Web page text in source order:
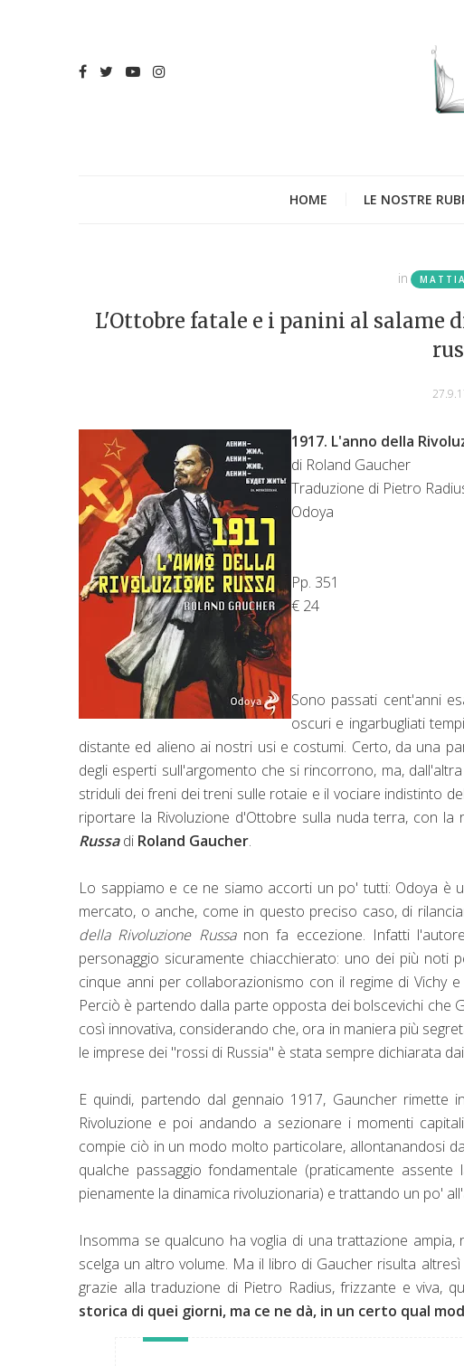
HOME LE NOSTRE
in
L'Ottobre fatale e i panini al salame
1917. L'anno della
di Roland Gaucher
Traduzione di Pietro
Odoya
Pp. 351
€ 24
Sono passati cent'anni
oscuri e ingarbugliati
distante ed alieno ai nostri usi e costumi. Certo, da una
degli esperti sull'argomento che si rincorrono, ma,
striduli dei freni dei treni sulle rotaie e il vociare indistinto
riportare la Rivoluzione d'Ottobre sulla nuda terra, con la
Russadi Roland Gaucher.
Lo sappiamo e ce ne siamo accorti un po' tutti: Odoya
mercato, o anche, come in questo preciso caso, di
della Rivoluzione Russanon fa eccezione. Infatti
personaggio sicuramente chiacchierato: uno dei più noti
cinque anni per collaborazionismo con il regime di Vichy
Perciò è partendo dalla parte opposta dei bolscevichi che
così innovativa, considerando che, ora in maniera più
le imprese dei "rossi di Russia" è stata sempre dichiarata
E quindi, partendo dal gennaio 1917, Gauncher
Rivoluzione e poi andando a sezionare i momenti
compie ciò in un modo molto particolare, allontanandosi
qualche passaggio fondamentale (praticamente
pienamente la dinamica rivoluzionaria) e trattando un po'
Insomma se qualcuno ha voglia di una trattazione
scelga un altro volume. Ma il libro di Gaucher risulta
grazie alla traduzione di Pietro Radius, frizzante e viva,
storica di quei giorni, ma ce ne dà, in un certo qual